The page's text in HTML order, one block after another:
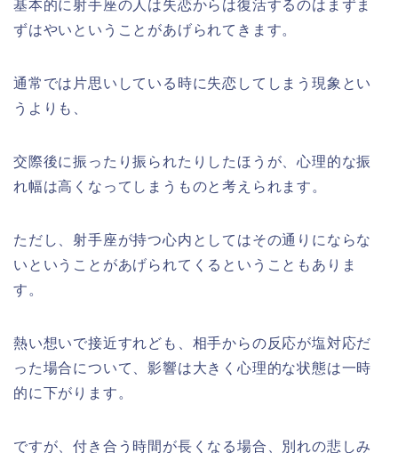
基本的に射手座の人は失恋からは復活するのはまずま
ずはやいということがあげられてきます。
通常では片思いしている時に失恋してしまう現象とい
うよりも、
交際後に振ったり振られたりしたほうが、心理的な振
れ幅は高くなってしまうものと考えられます。
ただし、射手座が持つ心内としてはその通りにならな
いということがあげられてくるということもありま
す。
熱い想いで接近すれども、相手からの反応が塩対応だ
った場合について、影響は大きく心理的な状態は一時
的に下がります。
ですが、付き合う時間が長くなる場合、別れの悲しみ